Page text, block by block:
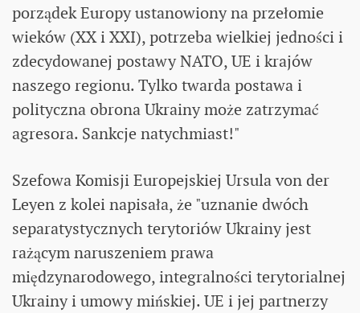
porządek Europy ustanowiony na przełomie
wieków (XX i XXI), potrzeba wielkiej jedności i
zdecydowanej postawy NATO, UE i krajów
naszego regionu. Tylko twarda postawa i
polityczna obrona Ukrainy może zatrzymać
agresora. Sankcje natychmiast!"
Szefowa Komisji Europejskiej Ursula von der
Leyen z kolei napisała, że "uznanie dwóch
separatystycznych terytoriów Ukrainy jest
rażącym naruszeniem prawa
międzynarodowego, integralności terytorialnej
Ukrainy i umowy mińskiej. UE i jej partnerzy